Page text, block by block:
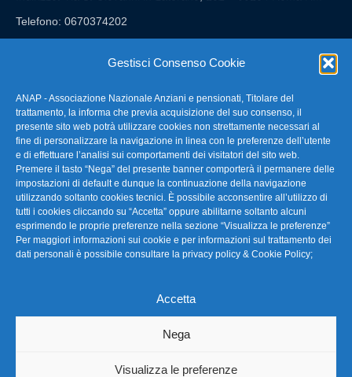
Gestisci Consenso Cookie
ANAP - Associazione Nazionale Anziani e pensionati, Titolare del
trattamento, la informa che previa acquisizione del suo consenso, il
presente sito web potrà utilizzare cookies non strettamente necessari al
fine di personalizzare la navigazione in linea con le preferenze dell’utente
e di effettuare l’analisi sui comportamenti dei visitatori del sito web.
Premere il tasto “Nega” del presente banner comporterà il permanere delle
impostazioni di default e dunque la continuazione della navigazione
utilizzando soltanto cookies tecnici. È possibile acconsentire all’utilizzo di
tutti i cookies cliccando su “Accetta” oppure abilitarne soltanto alcuni
esprimendo le proprie preferenze nella sezione “Visualizza le preferenze”
Per maggiori informazioni sui cookie e per informazioni sul trattamento dei
dati personali è possibile consultare la privacy policy & Cookie Policy;
Accetta
Nega
Visualizza le preferenze
Telefono: 0670374202
FAQ – Domande Frequenti
La nostra Newsletter
Link Utili
TG Confartigianato
Privacy & Cookie Policy
Seguici